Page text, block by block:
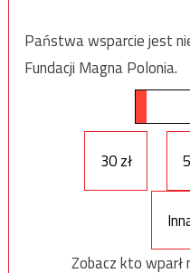
Państwa wsparcie jest
Fundacji Magna Polonia.
30 zł
Zobacz kto wparł